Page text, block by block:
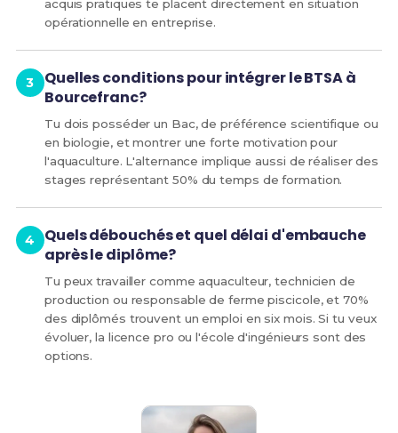
acquis pratiques te placent directement en situation
opérationnelle en entreprise.
Quelles conditions pour intégrer le BTSA à
Bourcefranc?
Tu dois posséder un Bac, de préférence scientifique ou
en biologie, et montrer une forte motivation pour
l'aquaculture. L'alternance implique aussi de réaliser des
stages représentant 50% du temps de formation.
Quels débouchés et quel délai d'embauche
après le diplôme?
Tu peux travailler comme aquaculteur, technicien de
production ou responsable de ferme piscicole, et 70%
des diplômés trouvent un emploi en six mois. Si tu veux
évoluer, la licence pro ou l'école d'ingénieurs sont des
options.